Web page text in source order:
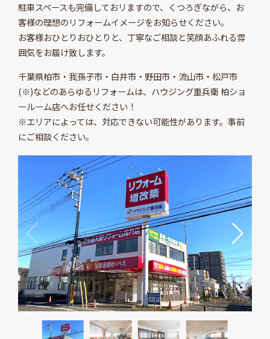
駐車スペースも完備しておリますので、くつろぎながら、お
客様の理想のリフォームイメージをお知らせください。
お客様おひとりおひとりと、丁寧なご相談と笑顔あふれる雰
囲気をお届け致します。
千葉県柏市・我孫子市・白井市・野田市・流山市・松戸市
(※)などのあらゆるリフォームは、ハウジング重兵衛 柏ショ
ールーム店へお任せください！
※エリアによっては、対応できない可能性があります。事前
にご相談ください。